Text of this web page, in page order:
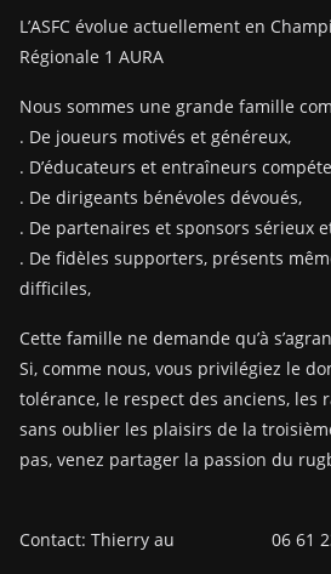
L’ASFC évolue actuellement en
Régionale 1 AURA
Nous sommes une grande famille
. De joueurs motivés et généreux,
. D’éducateurs et entraîneurs
. De dirigeants bénévoles dévoués,
. De partenaires et sponsors sérieux
. De fidèles supporters, présents
difficiles,
Cette famille ne demande qu’à
Si, comme nous, vous privilégiez le
tolérance, le respect des anciens, les
sans oublier les plaisirs de la
pas, venez partager la passion du
Contact: Thierry au 06 61 23